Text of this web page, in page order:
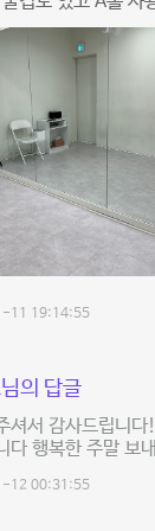
11 19:14:55
의 답글
셔서 감사드립니
다 행복한 주말 보
12 00:31:55